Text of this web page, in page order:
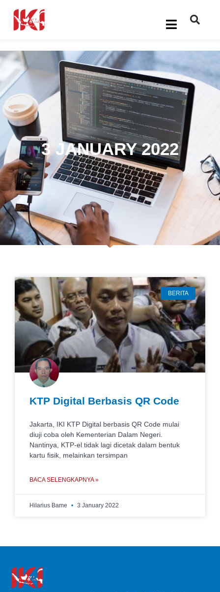
3 JANUARY 2022
BERITA
KTP Digital Berbasis QR Code
Jakarta, IKI KTP Digital berbasis QR Code mulai
diuji coba oleh Kementerian Dalam Negeri.
Nantinya, KTP-el tidak lagi dicetak dalam bentuk
kartu fisik, melainkan tersimpan
BACA SELENGKAPNYA »
Hilarius Bame 3 January 2022